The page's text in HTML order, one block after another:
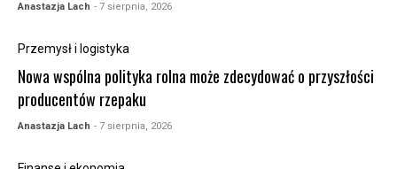
Anastazja Lach - 7 sierpnia, 2026
Przemysł i logistyka
Nowa wspólna polityka rolna może zdecydować o przyszłości
producentów rzepaku
Anastazja Lach - 7 sierpnia, 2026